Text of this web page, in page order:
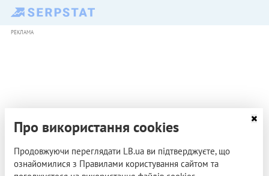
РЕКЛАМА
Про використання cookies
Продовжуючи переглядати LB.ua ви підтверджуєте, що
ознайомилися з Правилами користування сайтом та